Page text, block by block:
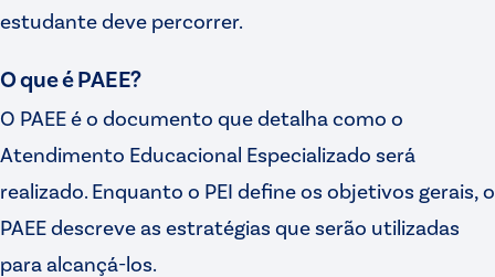
estudante deve percorrer.
O que é PAEE?
O PAEE é o documento que detalha como o
Atendimento Educacional Especializado será
realizado. Enquanto o PEI define os objetivos gerais, o
PAEE descreve as estratégias que serão utilizadas
para alcançá-los.